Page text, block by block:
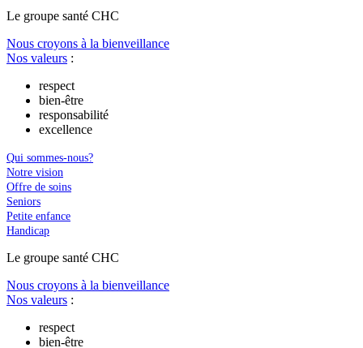
Le groupe santé CHC
Nous croyons à la bienveillance
Nos valeurs :
respect
bien-être
responsabilité
excellence
Qui sommes-nous?
Notre vision
Offre de soins
Seniors
Petite enfance
Handicap
Le groupe santé CHC
Nous croyons à la bienveillance
Nos valeurs :
respect
bien-être